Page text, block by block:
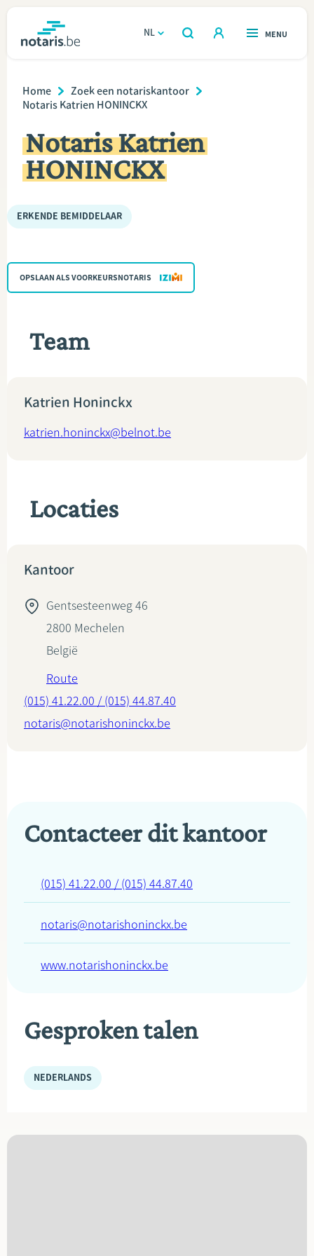
inhoud
NL
OPEN
ZOEKEN
OPEN
MENU
Wonen
Relatie & samenleven
Erven & schenken
Ondernemen
Rekenmodules
VIND EEN NOTARIS
Breadcrumb
Home
Zoek een notariskantoor
Notaris Katrien HONINCKX
Notaris Katrien
HONINCKX
ERKENDE BEMIDDELAAR
OPSLAAN ALS VOORKEURSNOTARIS
Team
Katrien Honinckx
katrien.honinckx@belnot.be
Locaties
Kantoor
Gentsesteenweg 46
2800 Mechelen
België
Route
(015) 41.22.00 / (015) 44.87.40
notaris@notarishoninckx.be
Contacteer dit kantoor
(015) 41.22.00 / (015) 44.87.40
notaris@notarishoninckx.be
www.notarishoninckx.be
Gesproken talen
NEDERLANDS